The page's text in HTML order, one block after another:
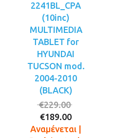
2241BL_CPA
(10inc)
MULTIMEDIA
TABLET for
HYUNDAI
TUCSON mod.
2004-2010
(BLACK)
€229.00
was:
€189.00
τρέχουσα
Αναμένεται |